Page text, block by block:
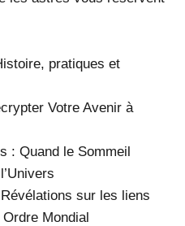
pratiques et
Votre Avenir à
: Quand le Sommeil
sur les liens
Mondial